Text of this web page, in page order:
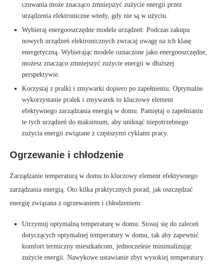
czuwania może znacząco zmniejszyć zużycie energii przez
urządzenia elektroniczne wtedy, gdy nie są w użyciu.
Wybieraj energooszczędne modele urządzeń: Podczas zakupu
nowych urządzeń elektronicznych zwracaj uwagę na ich klasę
energetyczną. Wybierając modele oznaczone jako energooszczędne,
możesz znacząco zmniejszyć zużycie energii w dłuższej
perspektywie.
Korzystaj z pralki i zmywarki dopiero po zapełnieniu: Optymalne
wykorzystanie pralek i zmywarek to kluczowy element
efektywnego zarządzania energią w domu. Pamiętaj o zapełnianiu
te tych urządzeń do maksimum, aby uniknąć niepotrzebnego
zużycia energii związane z częstszymi cyklami pracy.
Ogrzewanie i chłodzenie
Zarządzanie temperaturą w domu to kluczowy element efektywnego
zarządzania energią. Oto kilka praktycznych porad, jak oszczędzać
energię związana z ogrzewaniem i chłodzeniem:
Utrzymuj optymalną temperaturę w domu: Stosuj się do zaleceń
dotyczących optymalnej temperatury w domu, tak aby zapewnić
komfort termiczny mieszkańcom, jednocześnie minimalizując
zużycie energii. Nawykowe ustawianie zbyt wysokiej temperatury